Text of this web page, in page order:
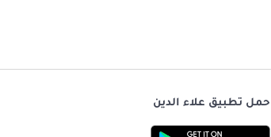
حمل تطبيق علاء الدين